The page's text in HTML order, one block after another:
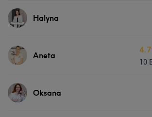
Halyna
Services
Aneta
4.7
10
ServicesOksana